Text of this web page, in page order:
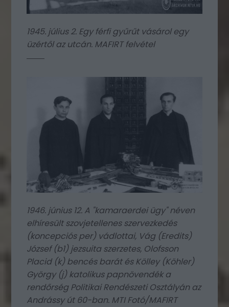
1945. július 2. Egy férfi gyűrűt vásárol egy
üzértől az utcán. MAFIRT felvétel
1946. június 12. A "kamaraerdei ügy" néven
elhíresült szovjetellenes szervezkedés
(koncepciós per) vádlottai, Vág (Eredits)
József (b1) jezsuita szerzetes, Olofsson
Placid (k) bencés barát és Kölley (Köhler)
György (j) katolikus papnövendék a
rendőrség Politikai Rendészeti Osztályán az
Andrássy út 60-ban. MTI Fotó/MAFIRT